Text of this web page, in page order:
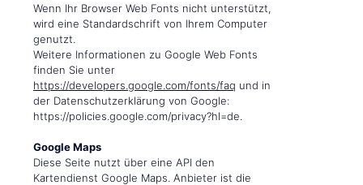
Wenn Ihr Browser Web Fonts nicht unterstützt,
wird eine Standardschrift von Ihrem Computer
genutzt.
Weitere Informationen zu Google Web Fonts
finden Sie unter
https://developers.google.com/fonts/faq und in
der Datenschutzerklärung von Google:
https://policies.google.com/privacy?hl=de.
Google Maps
Diese Seite nutzt über eine API den
Kartendienst Google Maps. Anbieter ist die